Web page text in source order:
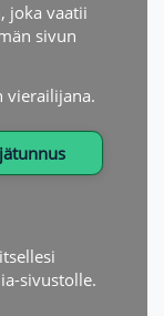
joka vaatii
sivun
vierailijana.
sivustolle.